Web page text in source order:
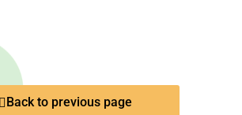
Back to previous page